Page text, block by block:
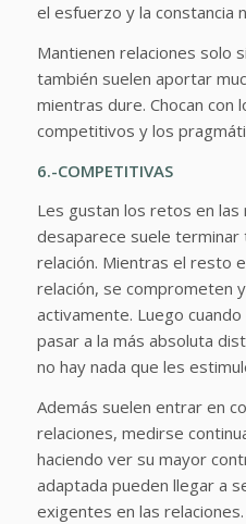
el esfuerzo y la constancia
Mantienen relaciones solo
también suelen aportar
mientras dure. Chocan con
competitivos y los
6.-COMPETITIVAS
Les gustan los retos en
desaparece suele terminar
relación. Mientras el resto
relación, se comprometen
activamente. Luego
pasar a la más absoluta
no hay nada que les
Además suelen entrar en
relaciones, medirse
haciendo ver su mayor
adaptada pueden llegar a
exigentes en las